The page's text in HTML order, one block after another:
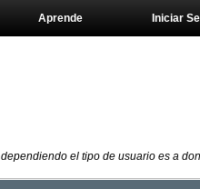
Aprende Iniciar
el tipo de usuario es a